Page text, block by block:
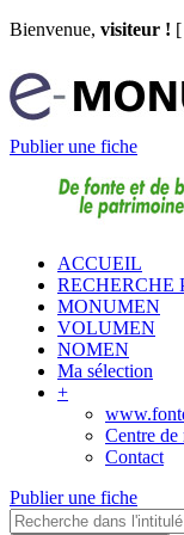
Bienvenue, visiteur ! [
Publier une fiche
ACCUEIL
RECHERCHE
MONUMEN
VOLUMEN
NOMEN
Ma sélection
+
Centre de
Contact
Publier une fiche